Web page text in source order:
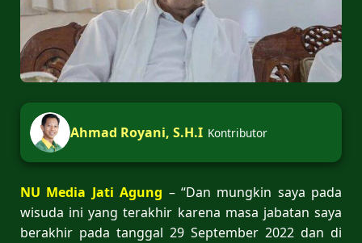
Ahmad Royani, S.H.I Kontributor
NU Media Jati Agung – “Dan mungkin saya pada
wisuda ini yang terakhir karena masa jabatan saya
berakhir pada tanggal 29 September 2022 dan di